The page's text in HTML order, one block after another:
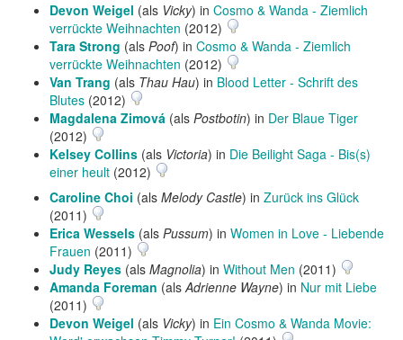
Devon Weigel (als Vicky) in Cosmo & Wanda - Ziemlich
verrückte Weihnachten (2012)
Tara Strong (als Poof) in Cosmo & Wanda - Ziemlich
verrückte Weihnachten (2012)
Van Trang (als Thau Hau) in Blood Letter - Schrift des
Blutes (2012)
Magdalena Zimová (als Postbotin) in Der Blaue Tiger
(2012)
Kelsey Collins (als Victoria) in Die Beilight Saga - Bis(s)
einer heult (2012)
Caroline Choi (als Melody Castle) in Zurück ins Glück
(2011)
Erica Wessels (als Pussum) in Women in Love - Liebende
Frauen (2011)
Judy Reyes (als Magnolia) in Without Men (2011)
Amanda Foreman (alsAdrienne Wayne) in Nur mit Liebe
(2011)
Devon Weigel (als Vicky) in Ein Cosmo & Wanda Movie: